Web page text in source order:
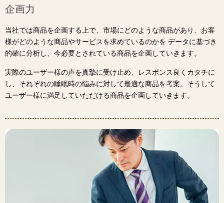
企画力
当社では商品を企画する上で、市場にどのような商品があり、お客
様がどのような商品やサービスを求めているのかを データに基づき
的確に分析し、今必要とされている商品を企画していきます。
実際のユーザー様の声を真摯に受け止め、レスポンス良くカタチに
し、それぞれの睡眠時の悩みに対して最適な商品を考案。そうして
ユーザー様に満足していただける商品を企画していきます。